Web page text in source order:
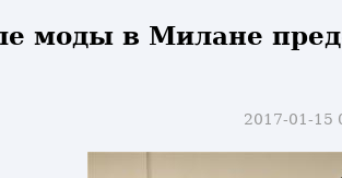
моды в Милане
2017-01-15